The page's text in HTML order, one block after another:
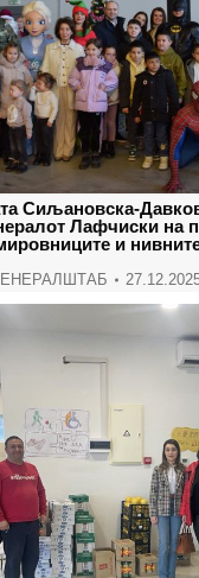
Сиљановска-
Лафчиски на
и